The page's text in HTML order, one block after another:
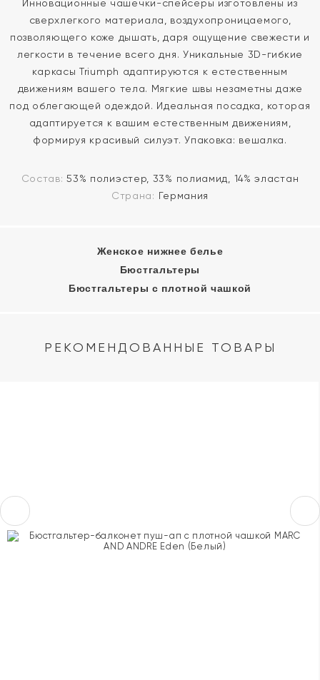
Инновационные чашечки-спейсеры изготовлены из
сверхлегкого материала, воздухопроницаемого,
позволяющего коже дышать, даря ощущение свежести и
легкости в течение всего дня. Уникальные 3D-гибкие
каркасы Triumph адаптируются к естественным
движениям вашего тела. Мягкие швы незаметны даже
под облегающей одеждой. Идеальная посадка, которая
адаптируется к вашим естественным движениям,
формируя красивый силуэт. Упаковка: вешалка.
Состав:53% полиэстер, 33% полиамид, 14% эластан
Страна: Германия
Женское нижнее белье
Бюстгальтеры
Бюстгальтеры с плотной чашкой
РЕКОМЕНДОВАННЫЕ ТОВАРЫ